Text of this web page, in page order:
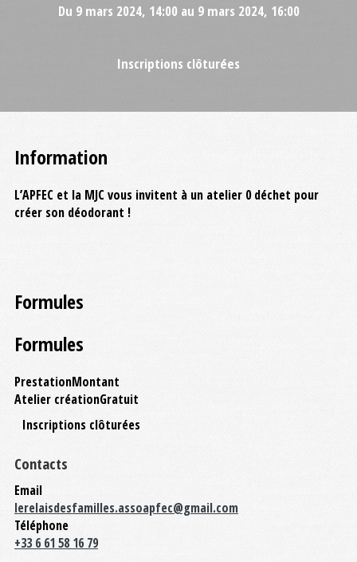
Du 9 mars 2024, 14:00 au 9 mars 2024, 16:00
Inscriptions clôturées
Information
L’APFEC et la MJC vous invitent à un atelier 0 déchet pour
créer son déodorant !
Formules
Formules
PrestationMontant
Atelier créationGratuit
Inscriptions clôturées
Contacts
Email
lerelaisdesfamilles.assoapfec@gmail.com
Téléphone
+33 6 61 58 16 79